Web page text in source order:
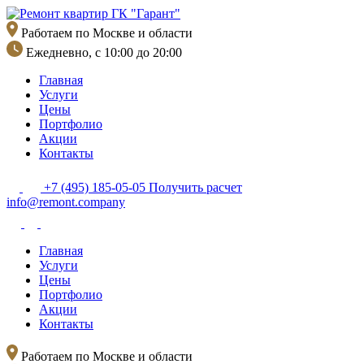
Перейти
к
содержимому
Работаем по Москве и области
Ежедневно, с 10:00 до 20:00
Главная
Услуги
Цены
Портфолио
Акции
Контакты
+7 (495) 185-05-05 Получить расчет
info@remont.company
Главная
Услуги
Цены
Портфолио
Акции
Контакты
Работаем по Москве и области